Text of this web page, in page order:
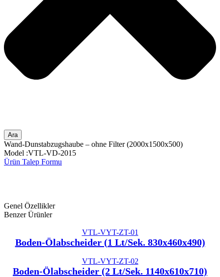
Ara
Wand-Dunstabzugshaube – ohne Filter (2000x1500x500)
Model :VTL-VD-2015
Ürün Talep Formu
Genel Özellikler
Benzer Ürünler
VTL-VYT-ZT-01
Boden-Ölabscheider (1 Lt/Sek. 830x460x490)
VTL-VYT-ZT-02
Boden-Ölabscheider (2 Lt/Sek. 1140x610x710)